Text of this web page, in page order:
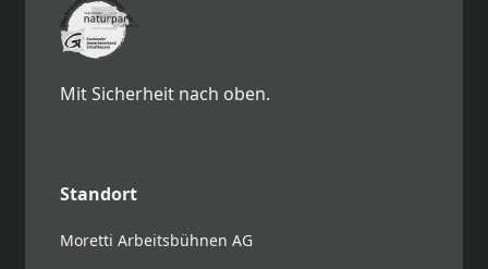
Mit Sicherheit nach oben.
Standort
Moretti Arbeitsbühnen AG